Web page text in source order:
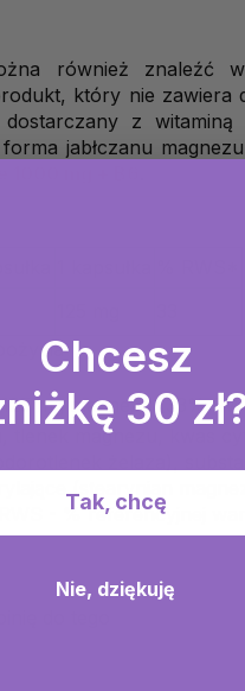
również znaleźć
który nie zawiera
z
jabłczanu
mg + B6
mg magnezu (33%
tlenek magnezu, kwas
żelaza),
(stearynian
- % referencyjnej
do tego
Chcesz
30
Tak, chcę
Nie, dziękuję